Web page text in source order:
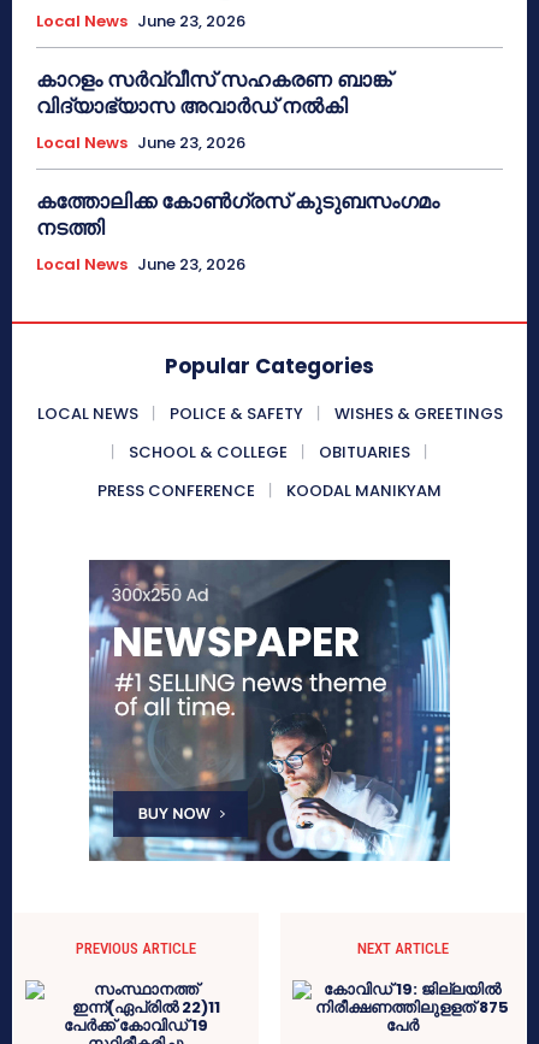
Local News June 23, 2026
കാറളം സർവ്വീസ് സഹകരണ ബാങ്ക്
വിദ്യാഭ്യാസ അവാർഡ് നൽകി
Local News June 23, 2026
കത്തോലിക്ക കോൺഗ്രസ് കുടുബസംഗമം
നടത്തി
Local News June 23, 2026
Popular Categories
LOCAL NEWS POLICE & SAFETY
WISHES & GREETINGS
SCHOOL & COLLEGE
OBITUARIES
PRESS CONFERENCE
KOODAL MANIKYAM
PREVIOUS ARTICLE NEXT ARTICLE